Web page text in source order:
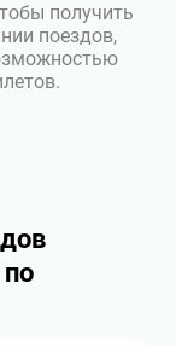
получить
поездов,